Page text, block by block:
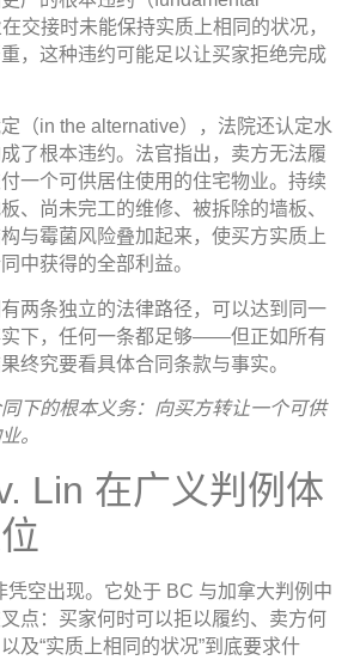
交接时未能保持实质上相同的状况，
，这种违约可能足以让买家拒绝完成
（in the alternative），法院还认定水
了根本违约。法官指出，卖方无法履
一个可供居住使用的住宅物业。持续
、尚未完工的维修、被拆除的墙板、
与霉菌风险叠加起来，使买方实质上
中获得的全部利益。
两条独立的法律路径，可以达到同一
实下，任何一条都足够——但正如所有
终究要看具体合同条款与事实。
下的根本义务：向买方转让一个可供
。
Lin 在广义判例体
凭空出现。它处于 BC 与加拿大判例中
点：买家何时可以拒以履约、卖方何
及“实质上相同的状况”到底要求什